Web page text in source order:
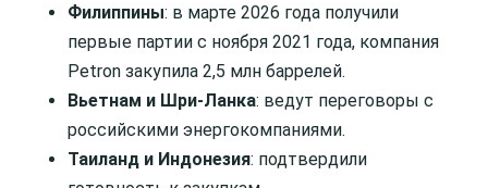
Филиппины: в марте 2026 года получили
первые партии с ноября 2021 года, компания
Petron закупила 2,5 млн баррелей.
Вьетнам и Шри-Ланка: ведут переговоры с
российскими энергокомпаниями.
Таиланд и Индонезия: подтвердили